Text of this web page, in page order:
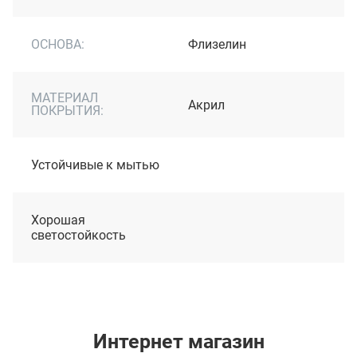
ОСНОВА: Флизелин
МАТЕРИАЛ
ПОКРЫТИЯ:
Акрил
Устойчивые к мытью
Хорошая
светостойкость
Интернет магазин